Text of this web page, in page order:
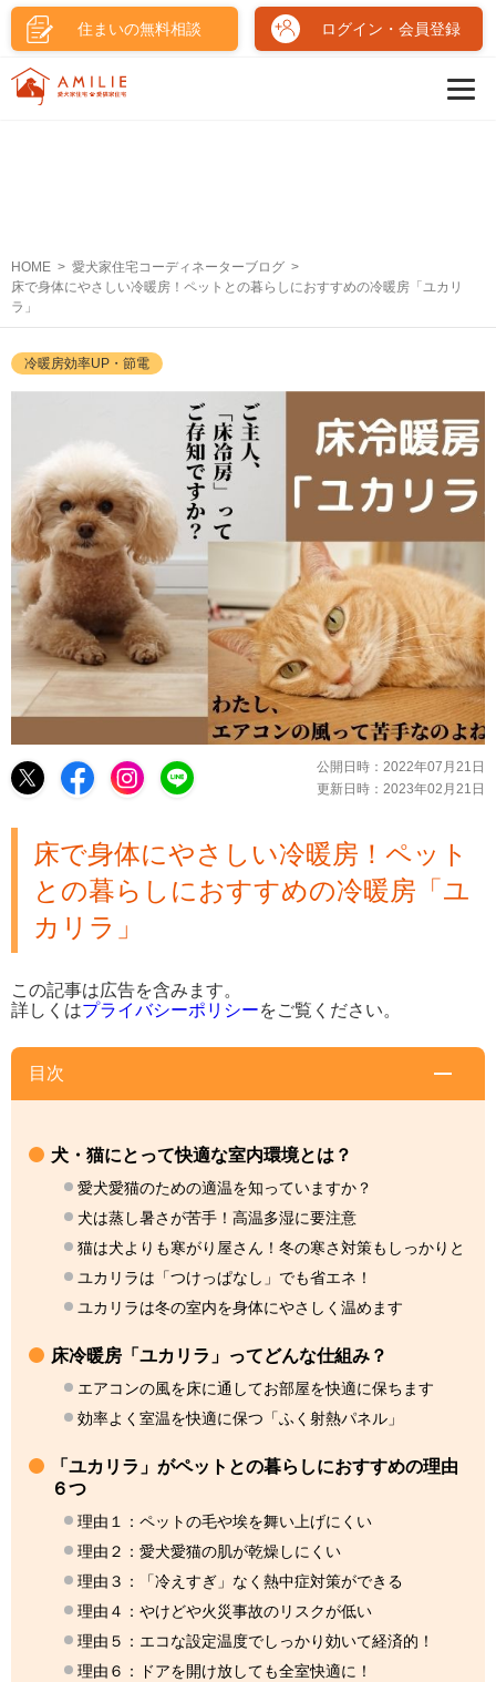
住まいの無料相談 ログイン・会員登録
HOME
愛犬家住宅コーディネーターブログ
床で身体にやさしい冷暖房！ペットとの暮らしにおすすめの冷暖房「ユカリ
ラ」
冷暖房効率UP・節電
公開日時： 2022年07月21日
更新日時： 2023年02月21日
床で身体にやさしい冷暖房！ペット
との暮らしにおすすめの冷暖房「ユ
カリラ」
この記事は広告を含みます。
詳しくはプライバシーポリシーをご覧ください。
目次
犬・猫にとって快適な室内環境とは？
愛犬愛猫のための適温を知っていますか？
犬は蒸し暑さが苦手！高温多湿に要注意
猫は犬よりも寒がり屋さん！冬の寒さ対策もしっかりと
ユカリラは「つけっぱなし」でも省エネ！
ユカリラは冬の室内を身体にやさしく温めます
床冷暖房「ユカリラ」ってどんな仕組み？
エアコンの風を床に通してお部屋を快適に保ちます
効率よく室温を快適に保つ「ふく射熱パネル」
「ユカリラ」がペットとの暮らしにおすすめの理由
６つ
理由１：ペットの毛や埃を舞い上げにくい
理由２：愛犬愛猫の肌が乾燥しにくい
理由３：「冷えすぎ」なく熱中症対策ができる
理由４：やけどや火災事故のリスクが低い
理由５：エコな設定温度でしっかり効いて経済的！
理由６：ドアを開け放しても全室快適に！